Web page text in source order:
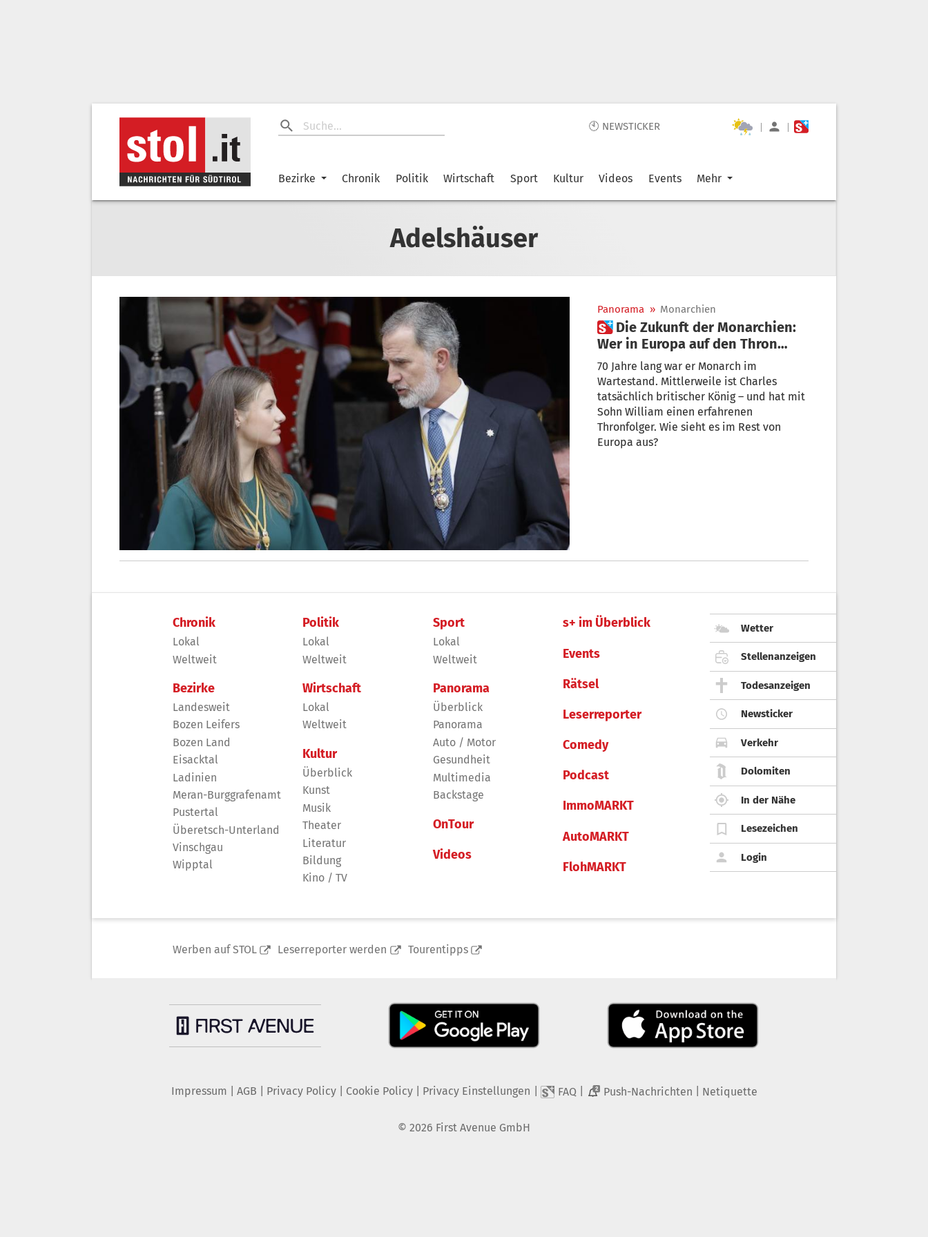
🕙 NEWSTICKER | |
Bezirke Chronik Politik Wirtschaft Sport Kultur Videos Events Mehr
Adelshäuser
Panorama » Monarchien
 Die Zukunft der Monarchien:
Wer in Europa auf den Thron
wartet
70 Jahre lang war er Monarch im
Wartestand. Mittlerweile ist Charles
tatsächlich britischer König – und hat mit
Sohn William einen erfahrenen
Thronfolger. Wie sieht es im Rest von
Europa aus?
Chronik
Lokal
Weltweit
Bezirke
Landesweit
Bozen Leifers
Bozen Land
Eisacktal
Ladinien
Meran-Burggrafenamt
Pustertal
Überetsch-Unterland
Vinschgau
Wipptal
Politik
Lokal
Weltweit
Wirtschaft
Lokal
Weltweit
Kultur
Überblick
Kunst
Musik
Theater
Literatur
Bildung
Kino / TV
Sport
Lokal
Weltweit
Panorama
Überblick
Panorama
Auto / Motor
Gesundheit
Multimedia
Backstage
OnTour
Videos
s+ im Überblick
Events
Rätsel
Leserreporter
Comedy
Podcast
ImmoMARKT
AutoMARKT
FlohMARKT
Wetter
Stellenanzeigen
Todesanzeigen
Newsticker
Verkehr
Dolomiten
In der Nähe
Lesezeichen
Login
Werben auf STOL Leserreporter werden Tourentipps
Impressum AGB Privacy Policy| Cookie Policy| Privacy Einstellungen FAQ 2 Push-Nachrichten Netiquette
© 2026 First Avenue GmbH